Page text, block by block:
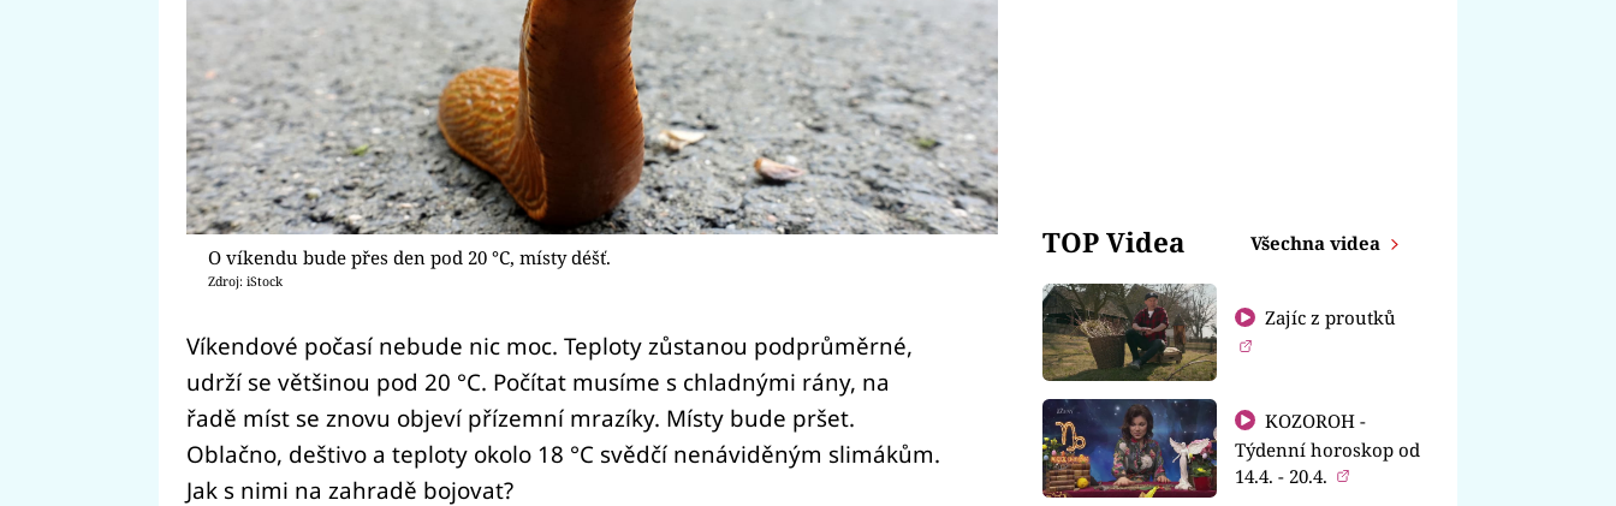
O víkendu bude přes den pod 20 °C, místy déšť.
Zdroj: iStock
Víkendové počasí nebude nic moc. Teploty zůstanou podprůměrné,
udrží se většinou pod 20 °C. Počítat musíme s chladnými rány, na
řadě míst se znovu objeví přízemní mrazíky. Místy bude pršet.
Oblačno, deštivo a teploty okolo 18 °C svědčí nenáviděným slimákům.
Jak s nimi na zahradě bojovat?
TOP Videa Všechna videa
Zajíc z proutků
KOZOROH -
Týdenní horoskop od
14.4. - 20.4.